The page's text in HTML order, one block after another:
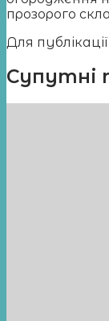
прозорого
Для
Супутні